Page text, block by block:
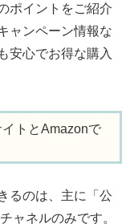
ポイントをご紹介
ャンペーン情報な
安心でお得な購入
トとAmazonで
るのは、主に「公
ャネルのみです。